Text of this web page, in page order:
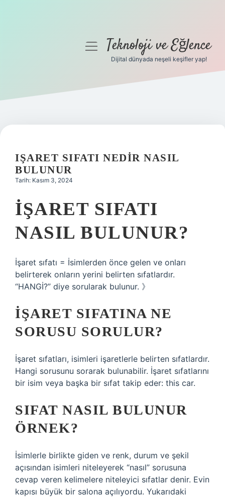
Gizlilik Politikası
Yasal Uyarı
menüyüTeknoloji ve Eğlence
Dijital dünyada neşeli keşifler yap!
IŞARET SIFATI NEDIR NASIL
BULUNUR
Tarih: Kasım 3, 2024
İŞARET SIFATI
NASIL BULUNUR?
İşaret sıfatı = İsimlerden önce gelen ve onları
belirterek onların yerini belirten sıfatlardır.
“HANGİ?” diye sorularak bulunur. 》
İŞARET SIFATINA NE
SORUSU SORULUR?
İşaret sıfatları, isimleri işaretlerle belirten sıfatlardır.
Hangi sorusunu sorarak bulunabilir. İşaret sıfatlarını
bir isim veya başka bir sıfat takip eder: this car.
SIFAT NASIL BULUNUR
ÖRNEK?
İsimlerle birlikte giden ve renk, durum ve şekil
açısından isimleri niteleyerek “nasıl” sorusuna
cevap veren kelimelere niteleyici sıfatlar denir. Evin
kapısı büyük bir salona açılıyordu. Yukarıdaki